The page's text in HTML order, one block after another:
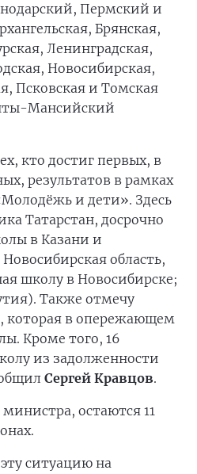
Пермский и
Брянская,
Ленинградская,
Новосибирская,
Псковская и Томская
Мансийский
кто достиг первых, в
результатов в рамках
и дети». Здесь
Татарстан, досрочно
в Казани и
область,
школу в Новосибирске;
Также отмечу
которая в опережающем
Кроме того, 16
из задолженности
Сергей Кравцов.
остаются 11
ситуацию на